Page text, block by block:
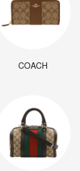
COACH